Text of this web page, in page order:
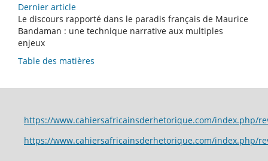
Dernier article
Le discours rapporté dans le paradis français de Maurice
Bandaman : une technique narrative aux multiples
enjeux
Table des matières
https://www.cahiersafricainsderhetorique.com/index.php/
https://www.cahiersafricainsderhetorique.com/index.php/